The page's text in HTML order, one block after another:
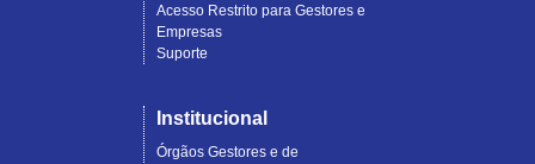
Acesso Restrito para Gestores e
Empresas
Suporte
Institucional
Órgãos Gestores e de